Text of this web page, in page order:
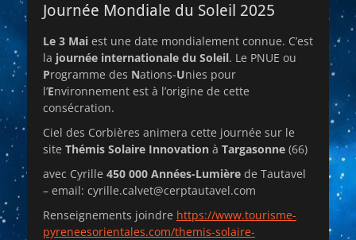
Journée Mondiale du Soleil 2025
Le 3 Mai est une date mondialement connue. C’est
la journée internationale du Soleil. Le PNUE ou
Programme des Nations-Unies pour
l’Environnement est à l’origine de cette
consécration.
Ciel des Corbières animera cette journée sur le
site Thémis Solaire Innovation à Targasonne (66)
avec Cyrille 450 000 Années-Lumière de Tautavel
– email: cyrille.calvet@cerptautavel.com
Renseignements joindre https://www.tourisme-
pyreneesorientales.com/themis-solaire-